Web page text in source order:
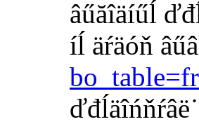
âűăîäíűĺ
íĺ äŕäóň